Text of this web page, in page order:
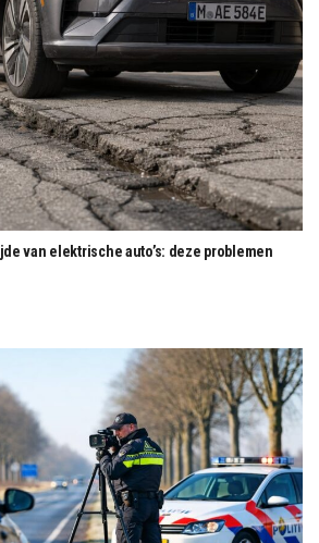
van elektrische auto’s: deze problemen